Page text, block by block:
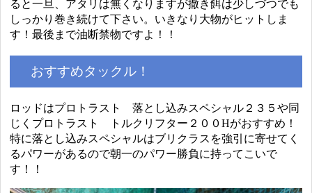
ると一旦、アタリは無くなりますが撒き餌は少しづつでも
しっかり巻き続けて下さい。いきなり大物がヒットしま
す！最後まで油断禁物ですよ！！
おすすめタックル！
ロッドはプロトラスト 落とし込みスペシャル２３５や同
じくプロトラスト トルクリフター２００Hがおすすめ！
特に落とし込みスペシャルはブリクラスを強引に寄せてく
るパワーがあるので朝一のパワー勝負に持ってこいで
す！！